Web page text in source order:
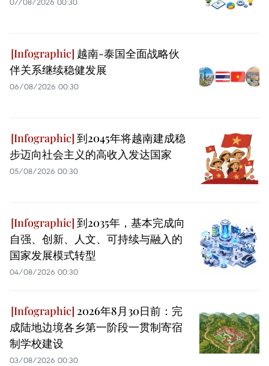
越南-泰国全面战略伙
伴关系继续稳健发展
06/08/2026 00:30
到2045年将越南建成稳
步迈向社会主义的高收入发达国家
05/08/2026 00:30
到2035年，基本完成向
自强、创新、人文、可持续与融入的
国家发展模式转型
04/08/2026 00:30
2026年8月30日前：完
成陆地边境各乡第一阶段一贯制寄宿
制学校建设
03/08/2026 00:30